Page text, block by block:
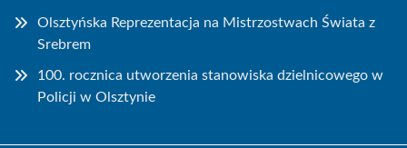
Olsztyńska Reprezentacja na Mistrzostwach Świata z
Srebrem
100. rocznica utworzenia stanowiska dzielnicowego w
Policji w Olsztynie